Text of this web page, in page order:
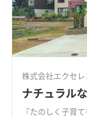
株式会社エクセ
ナチュラル
『たのしく子育